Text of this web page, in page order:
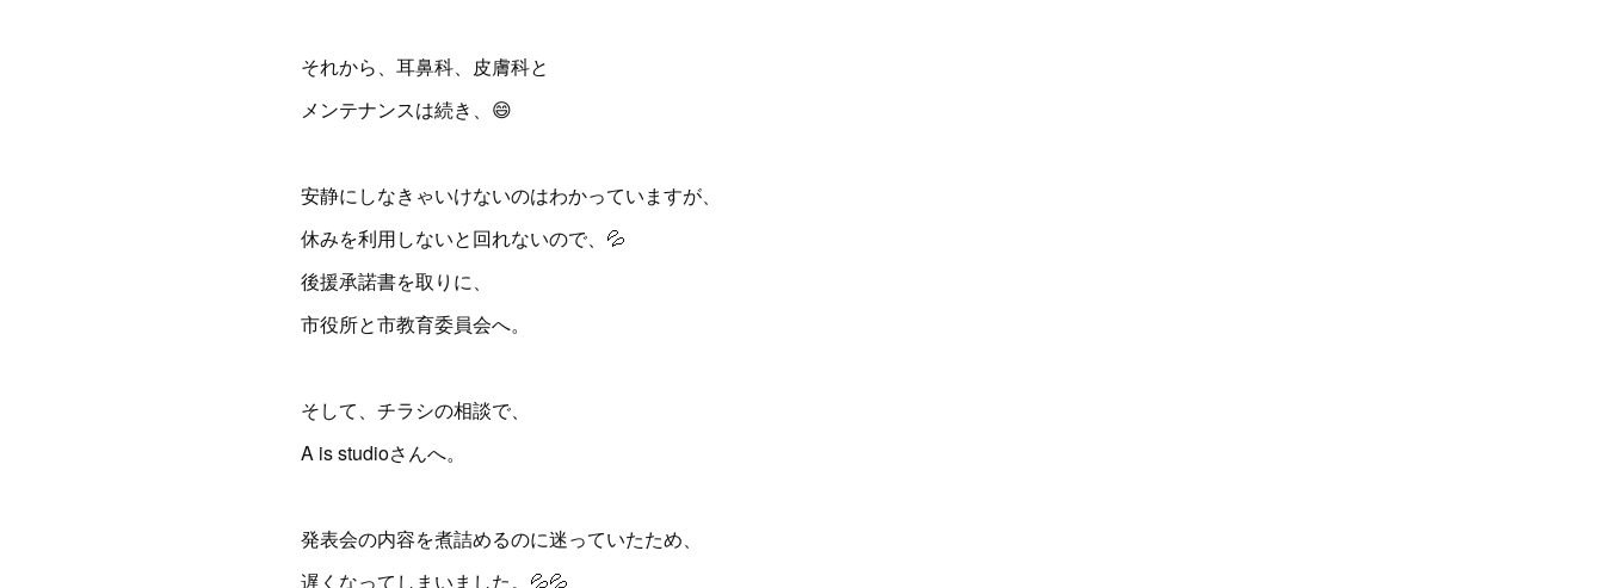
それから、耳鼻科、皮膚科と
メンテナンスは続き、😄
安静にしなきゃいけないのはわかっていますが、
休みを利用しないと回れないので、💦
後援承諾書を取りに、
市役所と市教育委員会へ。
そして、チラシの相談で、
A is studioさんへ。
発表会の内容を煮詰めるのに迷っていたため、
遅くなってしまいました。💦💦